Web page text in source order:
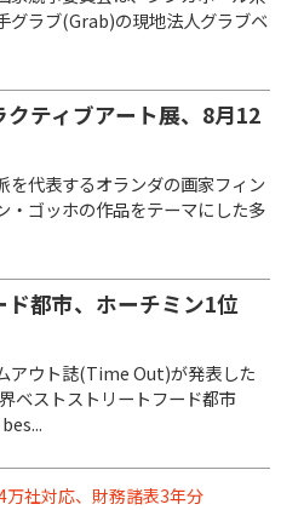
グラブ(Grab)の現地法人グラブベ
ティブアート展、8月12
を代表するオランダの画家フィン
・ゴッホの作品をテーマにした多
ド都市、ホーチミン1位
アウト誌(Time Out)が発表した
ベストストリートフード都市
万社対応、財務諸表3年分